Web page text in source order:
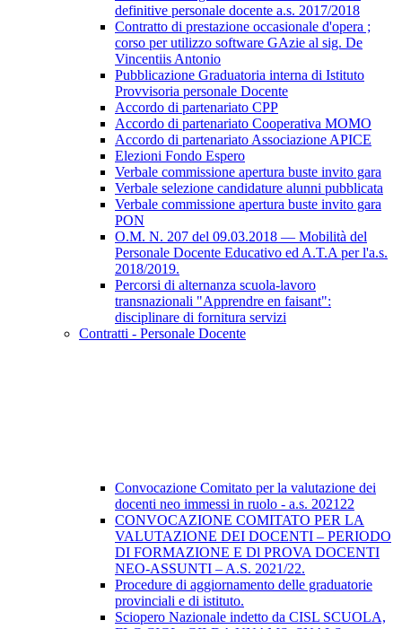
definitive personale docente a.s. 2017/2018
Contratto di prestazione occasionale d'opera ;
corso per utilizzo software GAzie al sig. De
Vincentiis Antonio
Pubblicazione Graduatoria interna di Istituto
Provvisoria personale Docente
Accordo di partenariato CPP
Accordo di partenariato Cooperativa MOMO
Accordo di partenariato Associazione APICE
Elezioni Fondo Espero
Verbale commissione apertura buste invito gara
Verbale selezione candidature alunni pubblicata
Verbale commissione apertura buste invito gara
PON
O.M. N. 207 del 09.03.2018 — Mobilità del
Personale Docente Educativo ed A.T.A per l'a.s.
2018/2019.
Percorsi di alternanza scuola-lavoro
transnazionali "Apprendre en faisant":
disciplinare di fornitura servizi
Contratti - Personale Docente
Convocazione Comitato per la valutazione dei
docenti neo immessi in ruolo - a.s. 202122
CONVOCAZIONE COMITATO PER LA
VALUTAZIONE DEI DOCENTI – PERIODO
DI FORMAZIONE E Dl PROVA DOCENTI
NEO-ASSUNTI – A.S. 2021/22.
Procedure di aggiornamento delle graduatorie
provinciali e di istituto.
Sciopero Nazionale indetto da CISL SCUOLA,